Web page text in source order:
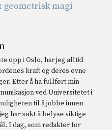
geometrisk magi
opp i Oslo, har jeg alltid
kraft og deres evne
Etter å ha fullført min
ved Universitetet i
til å jobbe innen
har søkt å belyse viktige
I dag, som redaktør for